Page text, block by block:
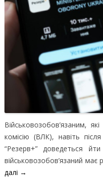
Військовозобов’язаним,
комісію (ВЛК), навіть
“Резерв+” доведеться
військовозобов’язаний має
далі →